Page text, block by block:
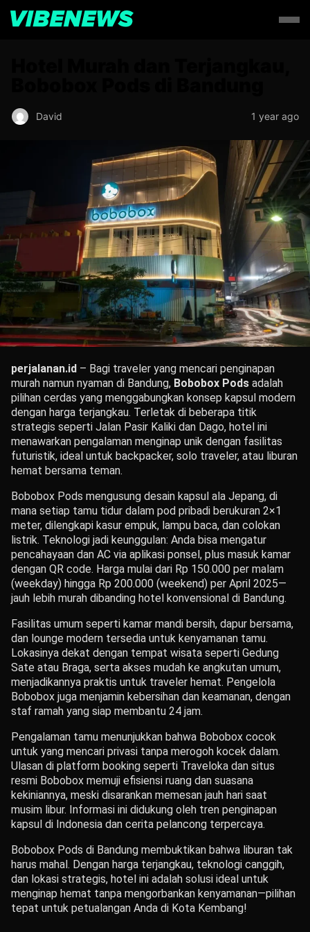
David 1 year ago
perjalanan.id – Bagi traveler yang mencari penginapan
murah namun nyaman di Bandung, Bobobox Pods adalah
pilihan cerdas yang menggabungkan konsep kapsul modern
dengan harga terjangkau. Terletak di beberapa titik
strategis seperti Jalan Pasir Kaliki dan Dago, hotel ini
menawarkan pengalaman menginap unik dengan fasilitas
futuristik, ideal untuk backpacker, solo traveler, atau liburan
hemat bersama teman.
Bobobox Pods mengusung desain kapsul ala Jepang, di
mana setiap tamu tidur dalam pod pribadi berukuran 2×1
meter, dilengkapi kasur empuk, lampu baca, dan colokan
listrik. Teknologi jadi keunggulan: Anda bisa mengatur
pencahayaan dan AC via aplikasi ponsel, plus masuk kamar
dengan QR code. Harga mulai dari Rp 150.000 per malam
(weekday) hingga Rp 200.000 (weekend) per April 2025—
jauh lebih murah dibanding hotel konvensional di Bandung.
Fasilitas umum seperti kamar mandi bersih, dapur bersama,
dan lounge modern tersedia untuk kenyamanan tamu.
Lokasinya dekat dengan tempat wisata seperti Gedung
Sate atau Braga, serta akses mudah ke angkutan umum,
menjadikannya praktis untuk traveler hemat. Pengelola
Bobobox juga menjamin kebersihan dan keamanan, dengan
staf ramah yang siap membantu 24 jam.
Pengalaman tamu menunjukkan bahwa Bobobox cocok
untuk yang mencari privasi tanpa merogoh kocek dalam.
Ulasan di platform booking seperti Traveloka dan situs
resmi Bobobox memuji efisiensi ruang dan suasana
kekiniannya, meski disarankan memesan jauh hari saat
musim libur. Informasi ini didukung oleh tren penginapan
kapsul di Indonesia dan cerita pelancong terpercaya.
Bobobox Pods di Bandung membuktikan bahwa liburan tak
harus mahal. Dengan harga terjangkau, teknologi canggih,
dan lokasi strategis, hotel ini adalah solusi ideal untuk
menginap hemat tanpa mengorbankan kenyamanan—pilihan
tepat untuk petualangan Anda di Kota Kembang!